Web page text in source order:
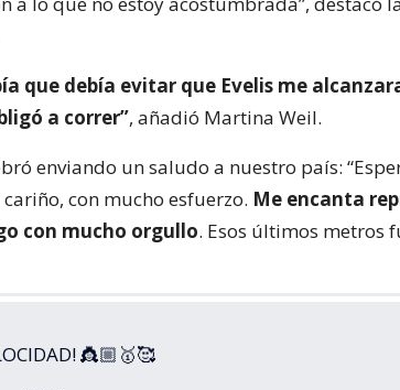
que debía evitar que Evelis me
a correr”, añadió Martina Weil.
enviando un saludo a nuestro país:
con mucho esfuerzo. Me encanta
con mucho orgullo. Esos últimos metros
👸🏼🥇🥰